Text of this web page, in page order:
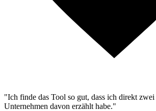
"Ich finde das Tool so gut, dass ich direkt zwei
Unternehmen davon erzählt habe."